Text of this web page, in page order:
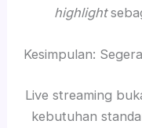
highlight
Kesimpulan:
Live streaming
kebutuhan